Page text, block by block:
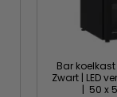
Bar koelkast
Zwart | LED
| 50 x